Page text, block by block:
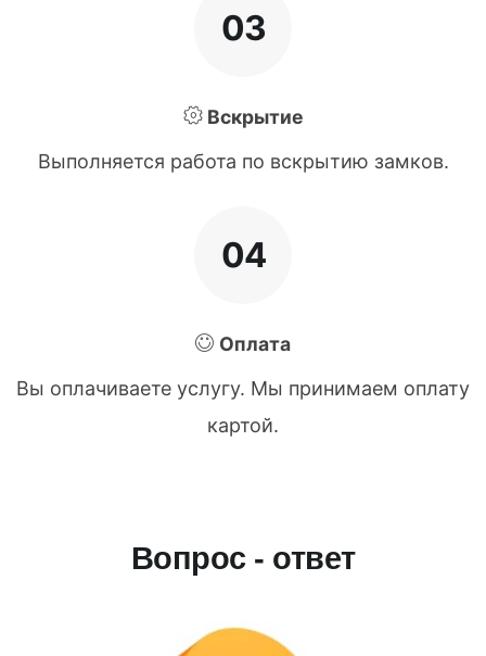
03
Вскрытие
Выполняется работа по вскрытию замков.
04
Оплата
Вы оплачиваете услугу. Мы принимаем оплату
картой.
Вопрос - ответ